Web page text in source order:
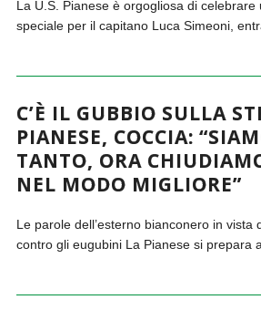
La U.S. Pianese è orgogliosa di
speciale per il capitano Luca Simeoni,
C’È IL GUBBIO SULLA
PIANESE, COCCIA:
TANTO, ORA
NEL MODO MIGLIORE”
Le parole dell’esterno bianconero in vista
contro gli eugubini La Pianese si prepara